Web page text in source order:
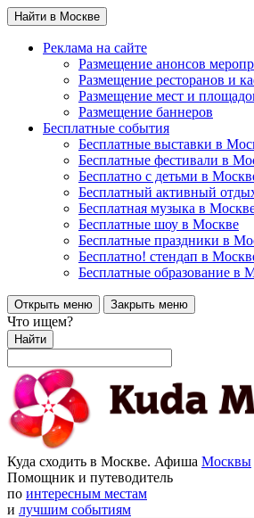
Найти в Москве
Реклама на сайте
Размещение анонсов
Размещение ресторанов и
Размещение мест и
Размещение баннеров
Бесплатные события
Бесплатные выставки в
Бесплатные фестивали в
Бесплатно с детьми в
Бесплатный активный
Бесплатная музыка в
Бесплатные шоу в Москве
Бесплатные праздники в
Бесплатно! стендап в
Бесплатные образование в
Открыть меню Закрыть меню
Что ищем?
Найти
Куда сходить в Москве. Афиша Москвы
Помощник и путеводитель
по интересным местам
и лучшим событиям